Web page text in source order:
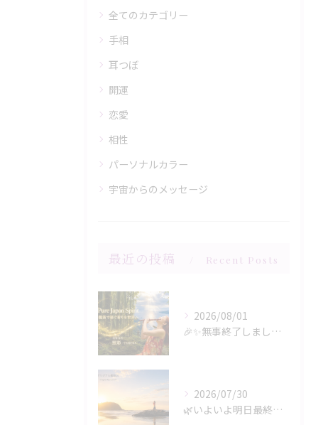
全てのカテゴリー
手相
耳つぼ
開運
恋愛
相性
パーソナルカラー
宇宙からのメッセージ
最近の投稿 Recent Posts
2026/08/01
🎉✨無事終了しましたー‼️✨🎉
2026/07/30
🌿いよいよ明日最終日‼️🌿